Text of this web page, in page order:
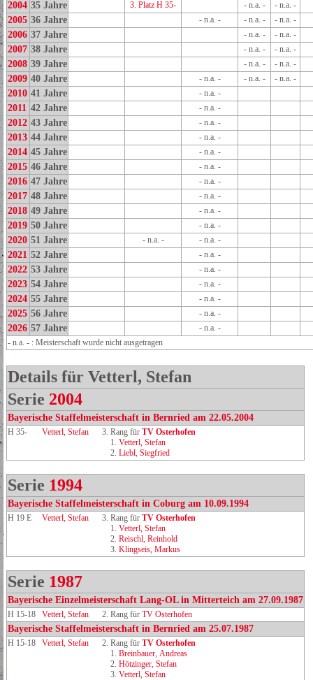
2004 35 Jahre 3. Platz H 35- - n.a. - - n.a. -
2005 36 Jahre - n.a. - - n.a. - - n.a. -
2006 37 Jahre - n.a. - - n.a. -
2007 38 Jahre - n.a. - - n.a. -
2008 39 Jahre - n.a. - - n.a. -
2009 40 Jahre - n.a. - - n.a. - - n.a. -
2010 41 Jahre - n.a. -
2011 42 Jahre - n.a. -
2012 43 Jahre - n.a. -
2013 44 Jahre - n.a. -
2014 45 Jahre - n.a. -
2015 46 Jahre - n.a. -
2016 47 Jahre - n.a. -
2017 48 Jahre - n.a. -
2018 49 Jahre - n.a. -
2019 50 Jahre - n.a. -
2020 51 Jahre - n.a. - - n.a. -
2021 52 Jahre - n.a. -
2022 53 Jahre - n.a. -
2023 54 Jahre - n.a. -
2024 55 Jahre - n.a. -
2025 56 Jahre - n.a. -
2026 57 Jahre
- n.a. -
- n.a. - : Meisterschaft wurde nicht ausgetragen
Details für Vetterl, Stefan
Serie 2004
Bayerische Staffelmeisterschaft in Bernried am 22.05.2004
H 35- Vetterl, Stefan 3. Rang für TV Osterhofen
1. Vetterl, Stefan
2. Liebl, Siegfried
Serie 1994
Bayerische Staffelmeisterschaft in Coburg am 10.09.1994
H 19 E Vetterl, Stefan 3. Rang für TV Osterhofen
1. Vetterl, Stefan
2. Reischl, Reinhold
3. Klingseis, Markus
Serie 1987
Bayerische Einzelmeisterschaft Lang-OL in Mitterteich am 27.09.1987
H 15-18 Vetterl, Stefan 2. Rang für TV Osterhofen
Bayerische Staffelmeisterschaft in Bernried am 25.07.1987
H 15-18 Vetterl, Stefan 2. Rang für TV Osterhofen
1. Breinbauer, Andreas
2. Hötzinger, Stefan
3. Vetterl, Stefan